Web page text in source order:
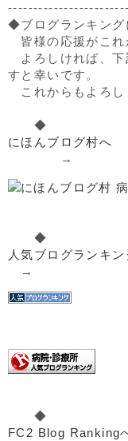
◆ブログランキング
皆様の応援がこれ
よろしければ、下
すと幸いです。
これからもよろし
◆
にほんブログ村へ
→
◆
人気ブログランキン
→
◆
FC2 Blog Ranking